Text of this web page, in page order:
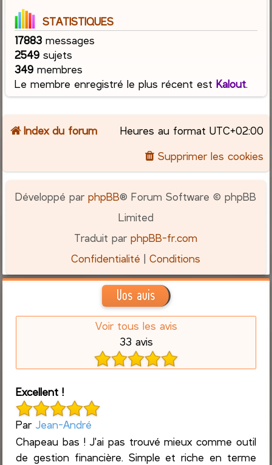
STATISTIQUES
17883 messages
2549 sujets
349 membres
Le membre enregistré le plus récent estKalout.
Index du forum Heures au format UTC+02:00
Supprimer les cookies
Développé parphpBB® Forum Software © phpBB
Limited
Traduit parphpBB-fr.com
Confidentialité |Conditions
Vos avis
Voir tous les avis
33 avis
Excellent !
Par Jean-André
Chapeau bas ! J'ai pas trouvé mieux comme outil
de gestion financière. Simple et riche en terme